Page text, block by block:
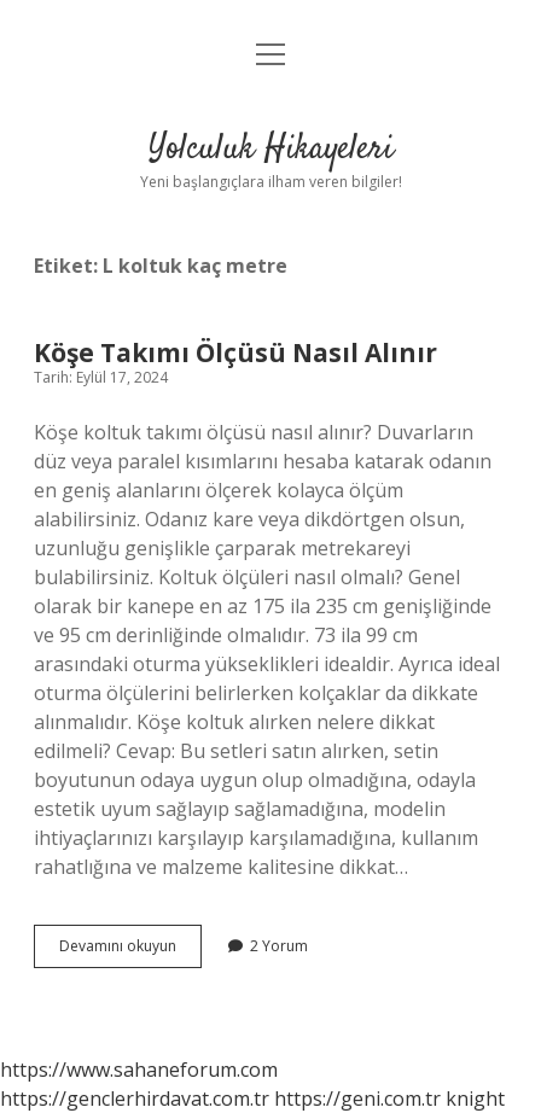
Anasayfa
Yasal Uyarı
menüyü
Yolculuk Hikayeleri
Yeni başlangıçlara ilham veren bilgiler!
Etiket: L koltuk kaç metre
Köşe Takımı Ölçüsü Nasıl Alınır
Tarih: Eylül 17, 2024
Köşe koltuk takımı ölçüsü nasıl alınır? Duvarların
düz veya paralel kısımlarını hesaba katarak odanın
en geniş alanlarını ölçerek kolayca ölçüm
alabilirsiniz. Odanız kare veya dikdörtgen olsun,
uzunluğu genişlikle çarparak metrekareyi
bulabilirsiniz. Koltuk ölçüleri nasıl olmalı? Genel
olarak bir kanepe en az 175 ila 235 cm genişliğinde
ve 95 cm derinliğinde olmalıdır. 73 ila 99 cm
arasındaki oturma yükseklikleri idealdir. Ayrıca ideal
oturma ölçülerini belirlerken kolçaklar da dikkate
alınmalıdır. Köşe koltuk alırken nelere dikkat
edilmeli? Cevap: Bu setleri satın alırken, setin
boyutunun odaya uygun olup olmadığına, odayla
estetik uyum sağlayıp sağlamadığına, modelin
ihtiyaçlarınızı karşılayıp karşılamadığına, kullanım
rahatlığına ve malzeme kalitesine dikkat…
Devamını okuyun
Takımı
2 Yorum
https://www.sahaneforum.com
https://genclerhirdavat.com.tr https://geni.com.tr knight